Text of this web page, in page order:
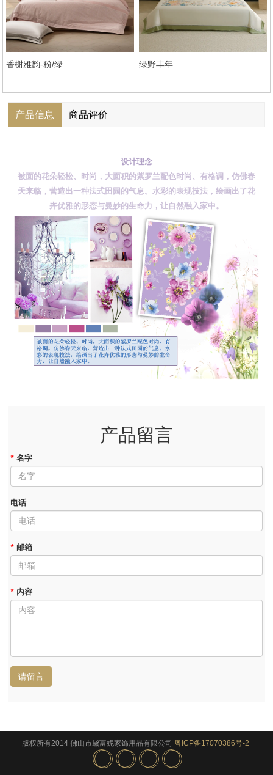
香榭雅韵-粉/绿 绿野丰年
产品信息 商品评价
设计理念
被面的花朵轻松、时尚，大面积的紫罗兰配色时尚、有格调，仿佛春
天来临，营造出一种法式田园的气息。水彩的表现技法，绘画出了花
卉优雅的形态与曼妙的生命力，让自然融入家中。
产品留言
* 名字
电话
* 邮箱
* 内容
请留言
版权所有2014 佛山市黛富妮家饰用品有限公司 粤ICP备17070386号-2